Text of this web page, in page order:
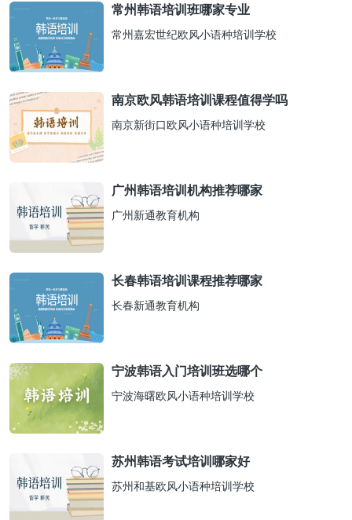
常州韩语培训班哪家专业
常州嘉宏世纪欧风小语种培训学校
南京欧风韩语培训课程值得学吗
南京新街口欧风小语种培训学校
广州韩语培训机构推荐哪家
广州新通教育机构
长春韩语培训课程推荐哪家
长春新通教育机构
宁波韩语入门培训班选哪个
宁波海曙欧风小语种培训学校
苏州韩语考试培训哪家好
苏州和基欧风小语种培训学校